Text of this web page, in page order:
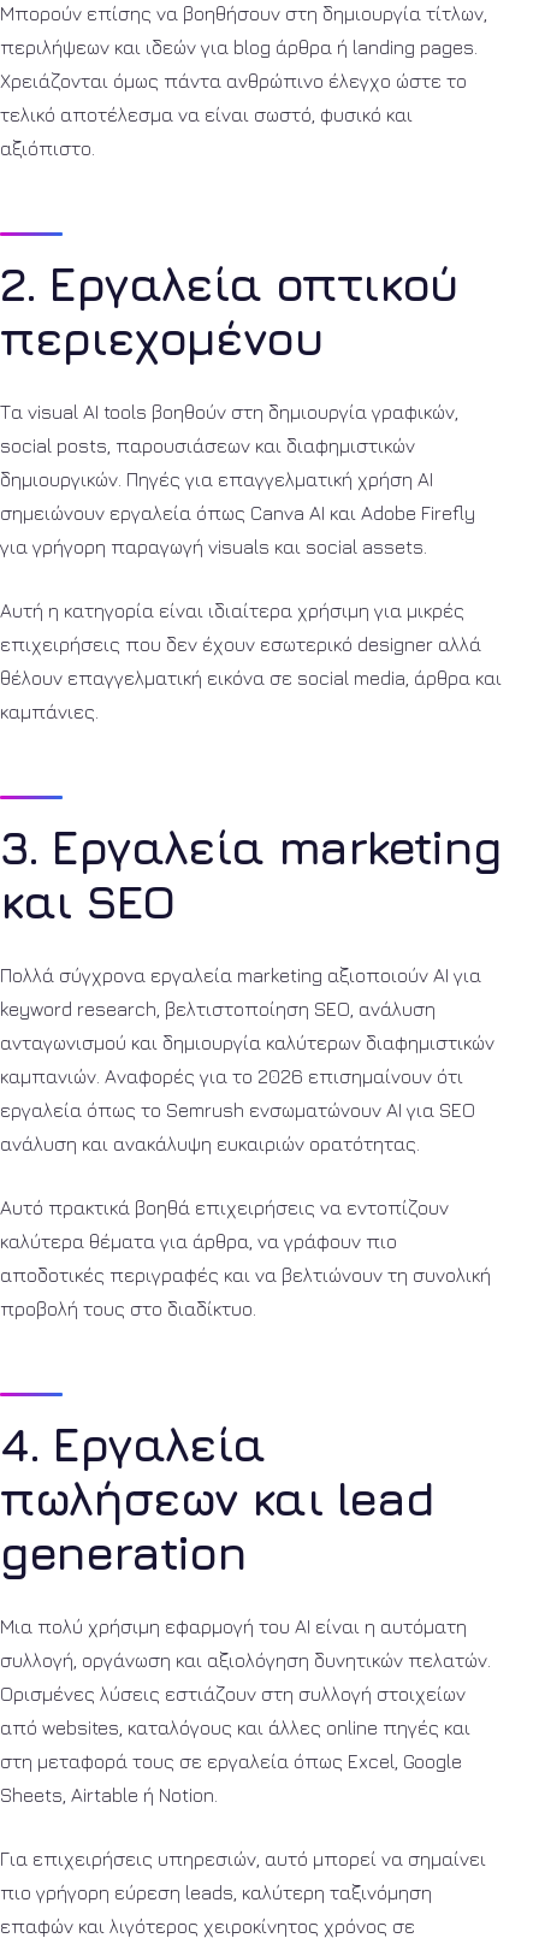
Μπορούν επίσης να βοηθήσουν στη δημιουργία τίτλων,
περιλήψεων και ιδεών για blog άρθρα ή landing pages.
Χρειάζονται όμως πάντα ανθρώπινο έλεγχο ώστε το
τελικό αποτέλεσμα να είναι σωστό, φυσικό και
αξιόπιστο.
2. Εργαλεία οπτικού
περιεχομένου
Τα visual AI tools βοηθούν στη δημιουργία γραφικών,
social posts, παρουσιάσεων και διαφημιστικών
δημιουργικών. Πηγές για επαγγελματική χρήση AI
σημειώνουν εργαλεία όπως Canva AI και Adobe Firefly
για γρήγορη παραγωγή visuals και social assets.
Αυτή η κατηγορία είναι ιδιαίτερα χρήσιμη για μικρές
επιχειρήσεις που δεν έχουν εσωτερικό designer αλλά
θέλουν επαγγελματική εικόνα σε social media, άρθρα και
καμπάνιες.
3. Εργαλεία marketing
και SEO
Πολλά σύγχρονα εργαλεία marketing αξιοποιούν AI για
keyword research, βελτιστοποίηση SEO, ανάλυση
ανταγωνισμού και δημιουργία καλύτερων διαφημιστικών
καμπανιών. Αναφορές για το 2026 επισημαίνουν ότι
εργαλεία όπως το Semrush ενσωματώνουν AI για SEO
ανάλυση και ανακάλυψη ευκαιριών ορατότητας.
Αυτό πρακτικά βοηθά επιχειρήσεις να εντοπίζουν
καλύτερα θέματα για άρθρα, να γράφουν πιο
αποδοτικές περιγραφές και να βελτιώνουν τη συνολική
προβολή τους στο διαδίκτυο.
4. Εργαλεία
πωλήσεων και lead
generation
Μια πολύ χρήσιμη εφαρμογή του AI είναι η αυτόματη
συλλογή, οργάνωση και αξιολόγηση δυνητικών πελατών.
Ορισμένες λύσεις εστιάζουν στη συλλογή στοιχείων
από websites, καταλόγους και άλλες online πηγές και
στη μεταφορά τους σε εργαλεία όπως Excel, Google
Sheets, Airtable ή Notion.
Για επιχειρήσεις υπηρεσιών, αυτό μπορεί να σημαίνει
πιο γρήγορη εύρεση leads, καλύτερη ταξινόμηση
επαφών και λιγότερος χειροκίνητος χρόνος σε